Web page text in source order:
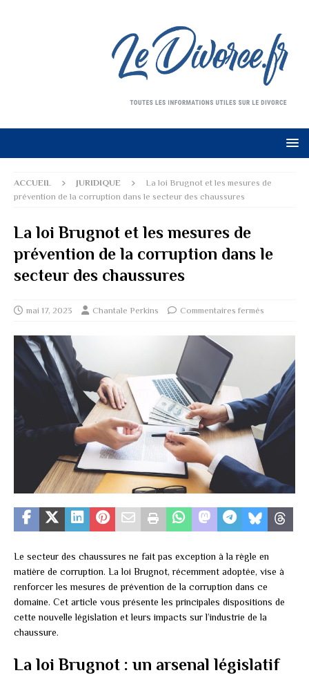
ACCUEIL JURIDIQUE
La loi Brugnot et les mesures de
prévention de la corruption dans le secteur des chaussures
La loi Brugnot et les mesures de
prévention de la corruption dans le
secteur des chaussures
mai 17, 2023 Chantale Perkins Commentaires fermés
Le secteur des chaussures ne fait pas exception à la règle en
matière de corruption. La loi Brugnot, récemment adoptée, vise à
renforcer les mesures de prévention de la corruption dans ce
domaine. Cet article vous présente les principales dispositions de
cette nouvelle législation et leurs impacts sur l’industrie de la
chaussure.
La loi Brugnot : un arsenal législatif